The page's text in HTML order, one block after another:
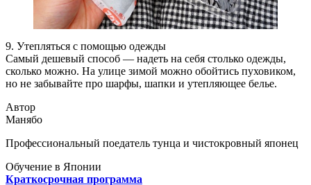
9. Утепляться с помощью одежды
Самый дешевый способ — надеть на себя столько одежды,
сколько можно. На улице зимой можно обойтись пуховиком,
но не забывайте про шарфы, шапки и утепляющее белье.
Автор
Манябо
Профессиональный поедатель тунца и чистокровный японец
Обучение в Японии
Краткосрочная программа